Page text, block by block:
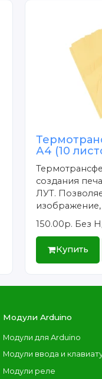
А4 (10
создания
ЛУТ.
изображение,
150.00р. Без
Купить
Модули Arduino
Модули для Arduino
Модули ввода и
Модули реле